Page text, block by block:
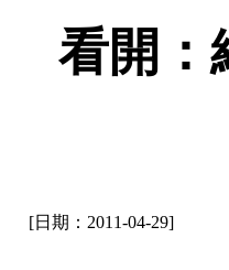
看開
[日期：2011-04-29]